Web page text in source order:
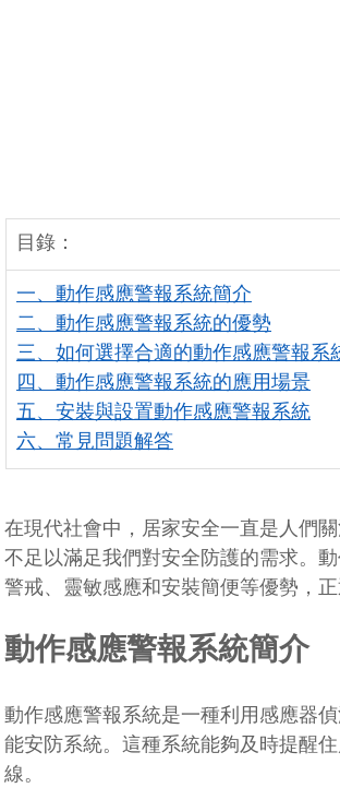
目錄：
一、動作感應警報系統簡介
二、動作感應警報系統的優勢
三、如何選擇合適的動作感應警報系
四、動作感應警報系統的應用場景
五、安裝與設置動作感應警報系統
六、常見問題解答
在現代社會中，居家安全一直是人們
不足以滿足我們對安全防護的需求。
警戒、靈敏感應和安裝簡便等優勢，
動作感應警報系統簡介
動作感應警報系統是一種利用感應器
能安防系統。這種系統能夠及時提醒
線。